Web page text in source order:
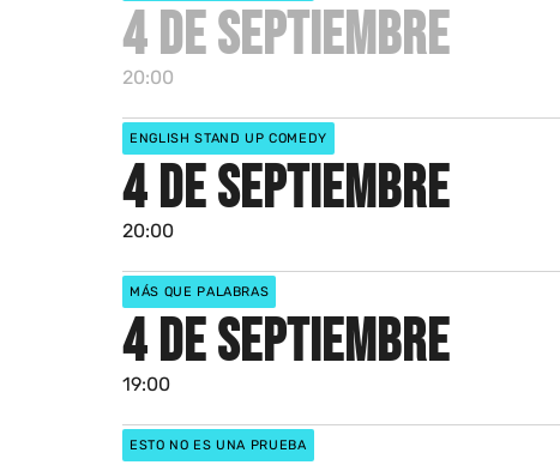
4 DE SEPTIEMBRE
20:00
ENGLISH STAND UP COMEDY
4 DE SEPTIEMBRE
20:00
MÁS QUE PALABRAS
4 DE SEPTIEMBRE
19:00
ESTO NO ES UNA PRUEBA